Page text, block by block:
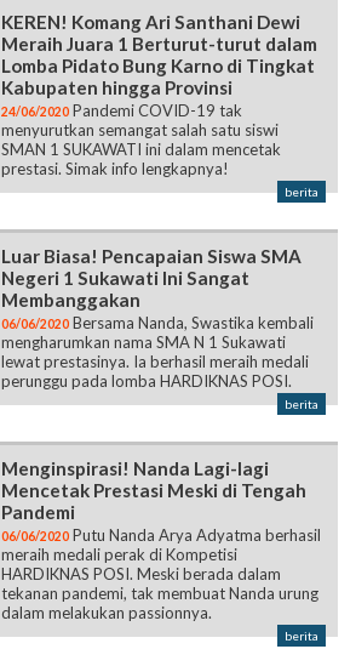
KEREN! Komang Ari Santhani Dewi
Meraih Juara 1 Berturut-turut dalam
Lomba Pidato Bung Karno di Tingkat
Kabupaten hingga Provinsi
24/06/2020 Pandemi COVID-19 tak
menyurutkan semangat salah satu siswi
SMAN 1 SUKAWATI ini dalam mencetak
prestasi. Simak info lengkapnya!
berita
Luar Biasa! Pencapaian Siswa SMA
Negeri 1 Sukawati Ini Sangat
Membanggakan
06/06/2020 Bersama Nanda, Swastika kembali
mengharumkan nama SMA N 1 Sukawati
lewat prestasinya. Ia berhasil meraih medali
perunggu pada lomba HARDIKNAS POSI.
berita
Menginspirasi! Nanda Lagi-lagi
Mencetak Prestasi Meski di Tengah
Pandemi
06/06/2020 Putu Nanda Arya Adyatma berhasil
meraih medali perak di Kompetisi
HARDIKNAS POSI. Meski berada dalam
tekanan pandemi, tak membuat Nanda urung
dalam melakukan passionnya.
berita